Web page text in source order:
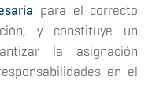
para el correcto
y constituye un
la asignación
en el